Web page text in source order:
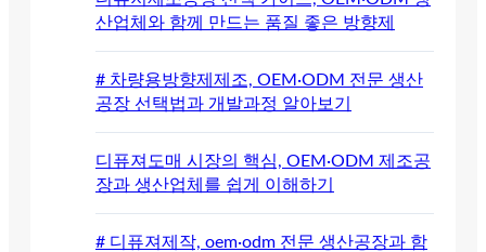
산업체와 함께 만드는 품질 좋은 방향제
# 차량용방향제제조, OEM·ODM 전문 생산
공장 선택법과 개발과정 알아보기
디퓨져도매 시장의 핵심, OEM·ODM 제조공
장과 생산업체를 쉽게 이해하기
# 디퓨져제작, oem·odm 전문 생산공장과 함